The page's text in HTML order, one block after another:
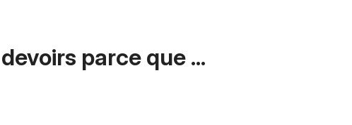
parce que ...